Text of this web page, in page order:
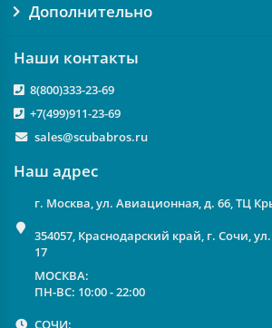
Дополнительно
Наши контакты
8(800)333-23-69
+7(499)911-23-69
sales@scubabros.ru
Наш адрес
г. Москва, ул. Авиационная, д. 66, ТЦ
354057, Краснодарский край, г. Сочи,
17
МОСКВА:
ПН-ВС: 10:00 - 22:00
СОЧИ: